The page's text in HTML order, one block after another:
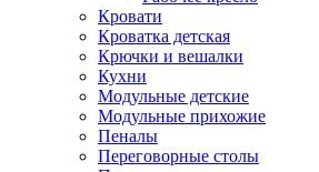
Кровати
Кроватка детская
Крючки и вешалки
Кухни
Модульные детские
Модульные прихожие
Пеналы
Переговорные столы